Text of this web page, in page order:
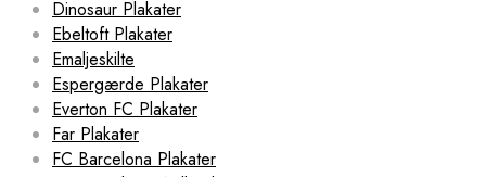
Dinosaur Plakater
Ebeltoft Plakater
Emaljeskilte
Espergærde Plakater
Everton FC Plakater
Far Plakater
FC Barcelona Plakater